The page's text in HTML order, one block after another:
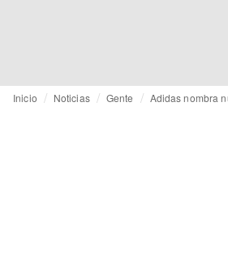
Inicio Noticias Gente